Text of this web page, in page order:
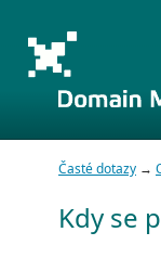
Časté dotazy →
Kdy se